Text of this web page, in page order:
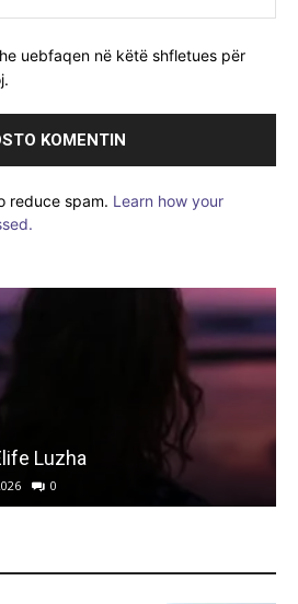
uebfaqen në këtë shfletues për
reduce spam. Learn how your
0